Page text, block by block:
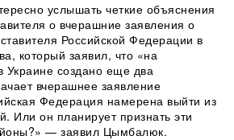
услышать четкие объяснения
о вчерашние заявления о
Российской Федерации в
который заявил, что «на
Украине создано еще два
вчерашнее заявление
Федерация намерена выйти из
Или он планирует признать эти
— заявил Цымбалюк.